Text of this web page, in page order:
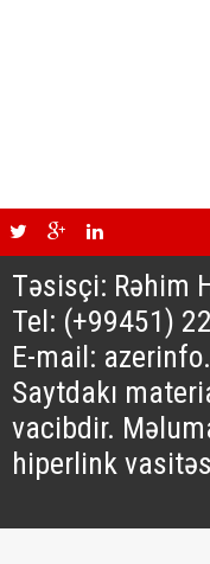
Təsisçi: Rəhim
Tel: (+99451)
E-mail:
Saytdakı
vacibdir.
hiperlink